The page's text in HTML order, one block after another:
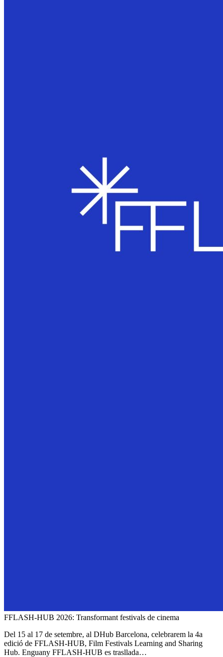
FFLASH-HUB 2026: Transformant festivals de cinema
Del 15 al 17 de setembre, al DHub Barcelona, celebrarem la 4a
edició de FFLASH-HUB, Film Festivals Learning and Sharing
Hub. Enguany FFLASH-HUB es trasllada…